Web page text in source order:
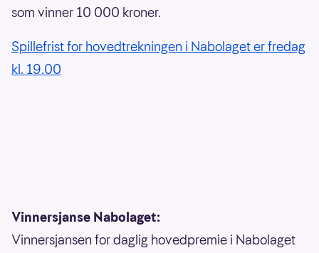
som vinner 10 000 kroner.
Spillefrist for hovedtrekningen i Nabolaget er fredag
kl. 19.00
Vinnersjanse Nabolaget:
Vinnersjansen for daglig hovedpremie i Nabolaget